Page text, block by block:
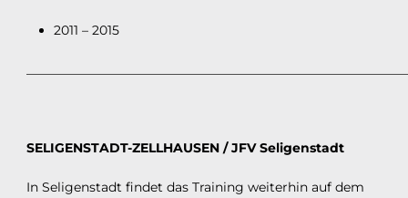
2011 – 2015
SELIGENSTADT-ZELLHAUSEN / JFV Seligenstadt
In Seligenstadt findet das Training weiterhin auf dem